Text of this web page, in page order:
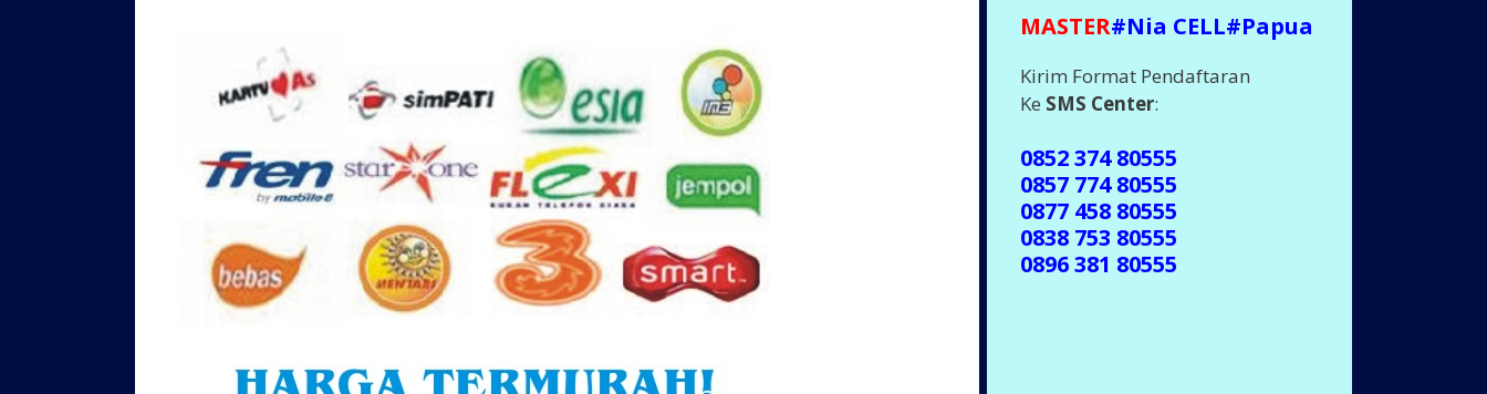
MASTER#Nia CELL#Papua
Kirim Format Pendaftaran
Ke SMS Center:
0852 374 80555
0857 774 80555
0877 458 80555
0838 753 80555
0896 381 80555